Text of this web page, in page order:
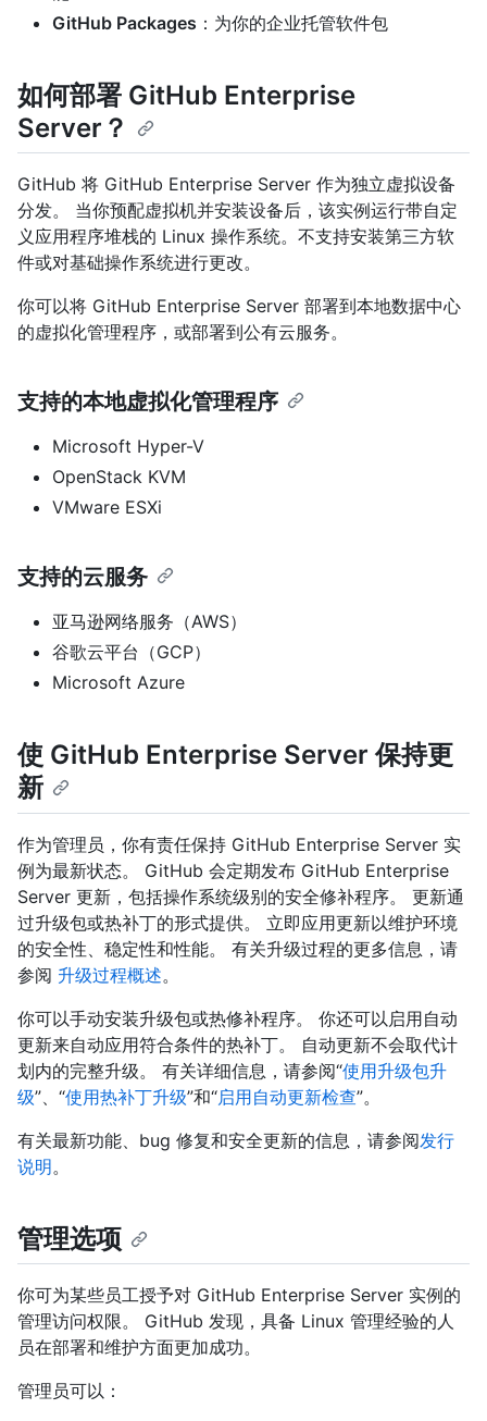
GitHub Packages ：为你的企业托管软件包
如何部署 GitHub Enterprise
Server？
GitHub 将 GitHub Enterprise Server 作为独立虚拟设备
分发。 当你预配虚拟机并安装设备后，该实例运行带自定
义应用程序堆栈的 Linux 操作系统。不支持安装第三方软
件或对基础操作系统进行更改。
你可以将 GitHub Enterprise Server 部署到本地数据中心
的虚拟化管理程序，或部署到公有云服务。
支持的本地虚拟化管理程序
Microsoft Hyper-V
OpenStack KVM
VMware ESXi
支持的云服务
亚马逊网络服务（AWS）
谷歌云平台（GCP）
Microsoft Azure
使 GitHub Enterprise Server 保持更
新
作为管理员，你有责任保持 GitHub Enterprise Server 实
例为最新状态。 GitHub 会定期发布 GitHub Enterprise
Server 更新，包括操作系统级别的安全修补程序。 更新通
过升级包或热补丁的形式提供。 立即应用更新以维护环境
的安全性、稳定性和性能。 有关升级过程的更多信息，请
参阅 升级过程概述。
你可以手动安装升级包或热修补程序。 你还可以启用自动
更新来自动应用符合条件的热补丁。 自动更新不会取代计
划内的完整升级。 有关详细信息，请参阅“使用升级包升
级”、“使用热补丁升级”和“启用自动更新检查”。
有关最新功能、bug 修复和安全更新的信息，请参阅发行
说明。
管理选项
你可为某些员工授予对 GitHub Enterprise Server 实例的
管理访问权限。 GitHub 发现，具备 Linux 管理经验的人
员在部署和维护方面更加成功。
管理员可以：